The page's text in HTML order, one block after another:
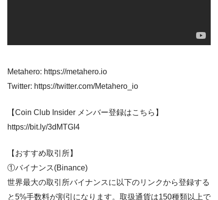
Metahero: https://metahero.io
Twitter: https://twitter.com/Metahero_io
【Coin Club Insider メンバー登録はこちら】
https://bit.ly/3dMTGI4
【おすすめ取引所】
①バイナンス(Binance)
世界最大の取引所バイナンスに以下のリンクから登録する
と5%手数料が割引になります。取扱通貨は150種類以上で